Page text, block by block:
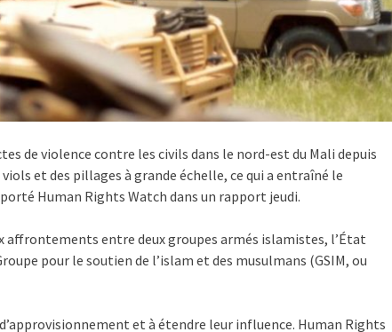
de violence contre les civils dans le nord-est du Mali depuis
et des pillages à grande échelle, ce qui a entraîné le
Human Rights Watch dans un rapport jeudi.
affrontements entre deux groupes armés islamistes, l’État
pour le soutien de l’islam et des musulmans (GSIM, ou
et à étendre leur influence. Human Rights